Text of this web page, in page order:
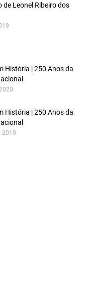
de Leonel Ribeiro dos
História | 250 Anos da
História | 250 Anos da
2019